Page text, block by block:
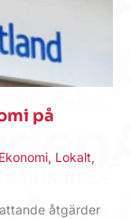
på
Ekonomi, Lokalt,
åtgärder